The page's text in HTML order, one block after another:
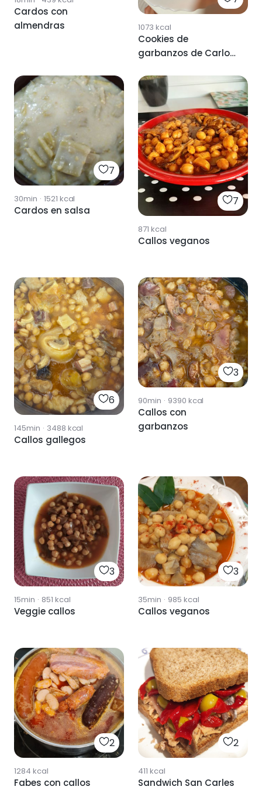
Cardos con
almendras
1073 kcal
Cookies de
garbanzos de Carlos
7
30min · 1521 kcal
Cardos en salsa
7
871 kcal
Callos veganos
6
145min · 3488 kcal
Callos gallegos
3
90min · 9390 kcal
Callos con
garbanzos
3
15min · 851 kcal
Veggie callos
3
35min · 985 kcal
Callos veganos
2
1284 kcal
Fabes con callos
2
411 kcal
Sandwich San Carles